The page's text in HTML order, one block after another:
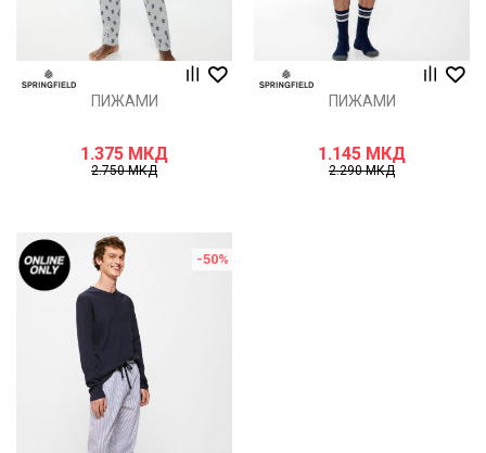
ПИЖАМИ
1.375 МКД
2.750МКД
ПИЖАМИ
1.145 МКД
2.290МКД
-50%